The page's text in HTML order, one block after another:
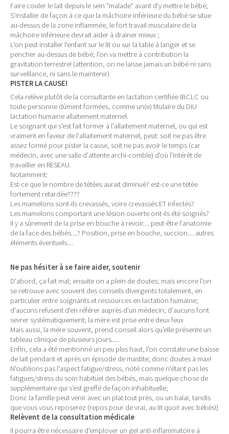
Faire couler le lait depuis le sein "malade" avant d'y mettre le bébé;
S'installer de façon à ce que la mâchoire inférieure du bébé se situe
au-dessus de la zone inflammée, le fort travail musculaire de la
mâchoire inférieure devrait aider à drainer mieux ;
L'on peut installer l'enfant sur le lit ou sur la table à langer et se
pencher au-dessus de bébé; l'on va mettre à contribution la
gravitation terrestre! (attention, on ne laisse jamais un bébé ni sans
surveillance, ni sans le maintenir)
PISTER LA CAUSE!
Cela relève plutôt de la consultante en lactation certifiée IBCLC ou
toute personne dûment formées, comme un(e) titulaire du DIU
lactation humaine allaitement maternel.
Le soignant qui s'est fait former à l'allaitement maternel, ou qui est
vraiment en faveur de l'allaitement maternel, peut: soit ne pas être
assez formé pour pister la cause, soit ne pas avoir le temps (car
médecin, avec une salle d'attente archi-comble) d'où l'intérêt de
travailler en RESEAU.
Notamment:
Est-ce que le nombre de tétées aurait diminué? est-ce une tétée
fortement retardée????
Les mamelons sont-ils crevassés, voire crevassés ET infectés?
Les mamelons comportant une lésion ouverte ont-ils été soignés?
Il y a sûrement de la prise en bouche à revoir.... peut-être l'anatomie
de la face des bébés....? Position, prise en bouche, succion.... autres
éléments éventuels....
Ne pas hésiter à se faire aider, soutenir
D'abord, ça fait mal; ensuite on a plein de doutes; mais encore l'on
se retrouve avec souvent des conseils divergents totalement, en
particulier entre soignants et ressources en lactation humaine;
d'aucuns refusent d'en référer auprès d'un médecin; d'aucuns font
sevrer systématiquement; la mère est prise entre deux feux
Mais aussi, la mère souvent, prend conseil alors qu'elle présente un
tableau clinique de plusieurs jours.....
Enfin, cela a été mentionné un peu plus haut, l'on constate une baisse
de lait pendant et après un épisode de mastite; donc doutes à max!
N'oublions pas l'aspect fatigue/stress, noté comme n'étant pas les
fatigues/stress du soin habituel des bébés, mais quelque chose de
supplémentaire qui s'est greffé de façon inhabituelle;
Donc la famille peut venir avec un plat tout près, ou un balai, tandis
que vous vous reposerez (repos pour de vrai, au lit quoi! avec bébés!)
Relèvent de la consultation médicale
Il pourra être nécessaire d'employer un gel anti-inflammatoire à